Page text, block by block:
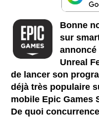
Bonne
sur
Unreal
de lancer son
déjà très populaire
mobile Epic Games
De quoi